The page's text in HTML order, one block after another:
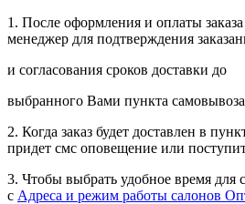
1. После оформления и оплаты
менеджер для подтверждения
и согласования сроков доставки до
выбранного Вами пункта
2. Когда заказ будет доставлен в
придет смс оповещение или
3. Чтобы выбрать удобное время для
с Адреса и режим работы салонов